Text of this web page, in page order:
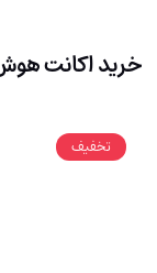
خرید اکانت
تخفیف